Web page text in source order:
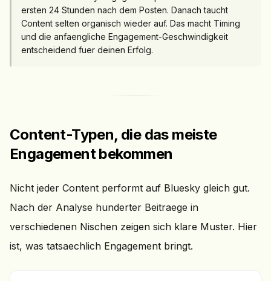
ersten 24 Stunden nach dem Posten. Danach taucht
Content selten organisch wieder auf. Das macht Timing
und die anfaengliche Engagement-Geschwindigkeit
entscheidend fuer deinen Erfolg.
Content-Typen, die das meiste
Engagement bekommen
Nicht jeder Content performt auf Bluesky gleich gut.
Nach der Analyse hunderter Beitraege in
verschiedenen Nischen zeigen sich klare Muster. Hier
ist, was tatsaechlich Engagement bringt.